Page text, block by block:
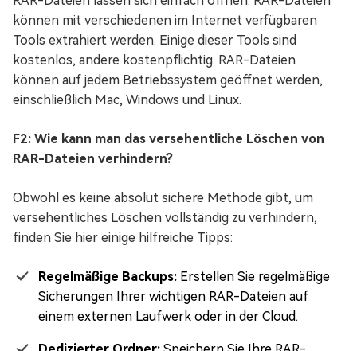
können mit verschiedenen im Internet verfügbaren
Tools extrahiert werden. Einige dieser Tools sind
kostenlos, andere kostenpflichtig. RAR-Dateien
können auf jedem Betriebssystem geöffnet werden,
einschließlich Mac, Windows und Linux.
F2: Wie kann man das versehentliche Löschen von
RAR-Dateien verhindern?
Obwohl es keine absolut sichere Methode gibt, um
versehentliches Löschen vollständig zu verhindern,
finden Sie hier einige hilfreiche Tipps:
Regelmäßige Backups: Erstellen Sie regelmäßige
Sicherungen Ihrer wichtigen RAR-Dateien auf
einem externen Laufwerk oder in der Cloud.